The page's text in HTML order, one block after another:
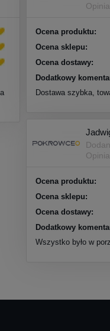
Ocena produktu:
Ocena sklepu:
Ocena dostawy:
Dodatkowy
Dostawa szybka,
Ocena produktu:
Ocena sklepu:
Ocena dostawy:
Dodatkowy
Wszystko było w